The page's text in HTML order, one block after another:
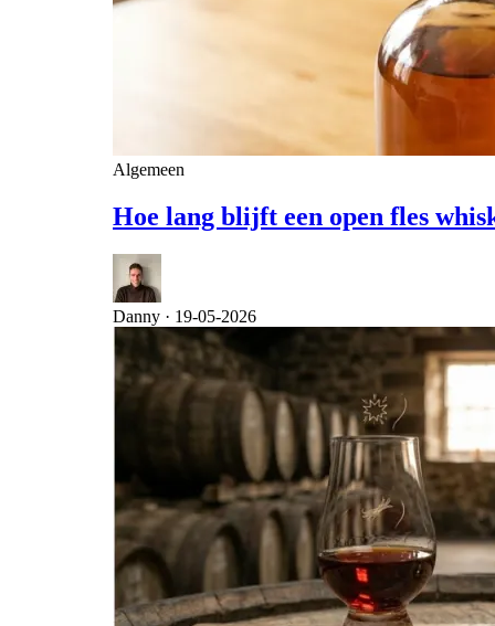
Algemeen
Hoe lang blijft een open fles
Danny · 19-05-2026